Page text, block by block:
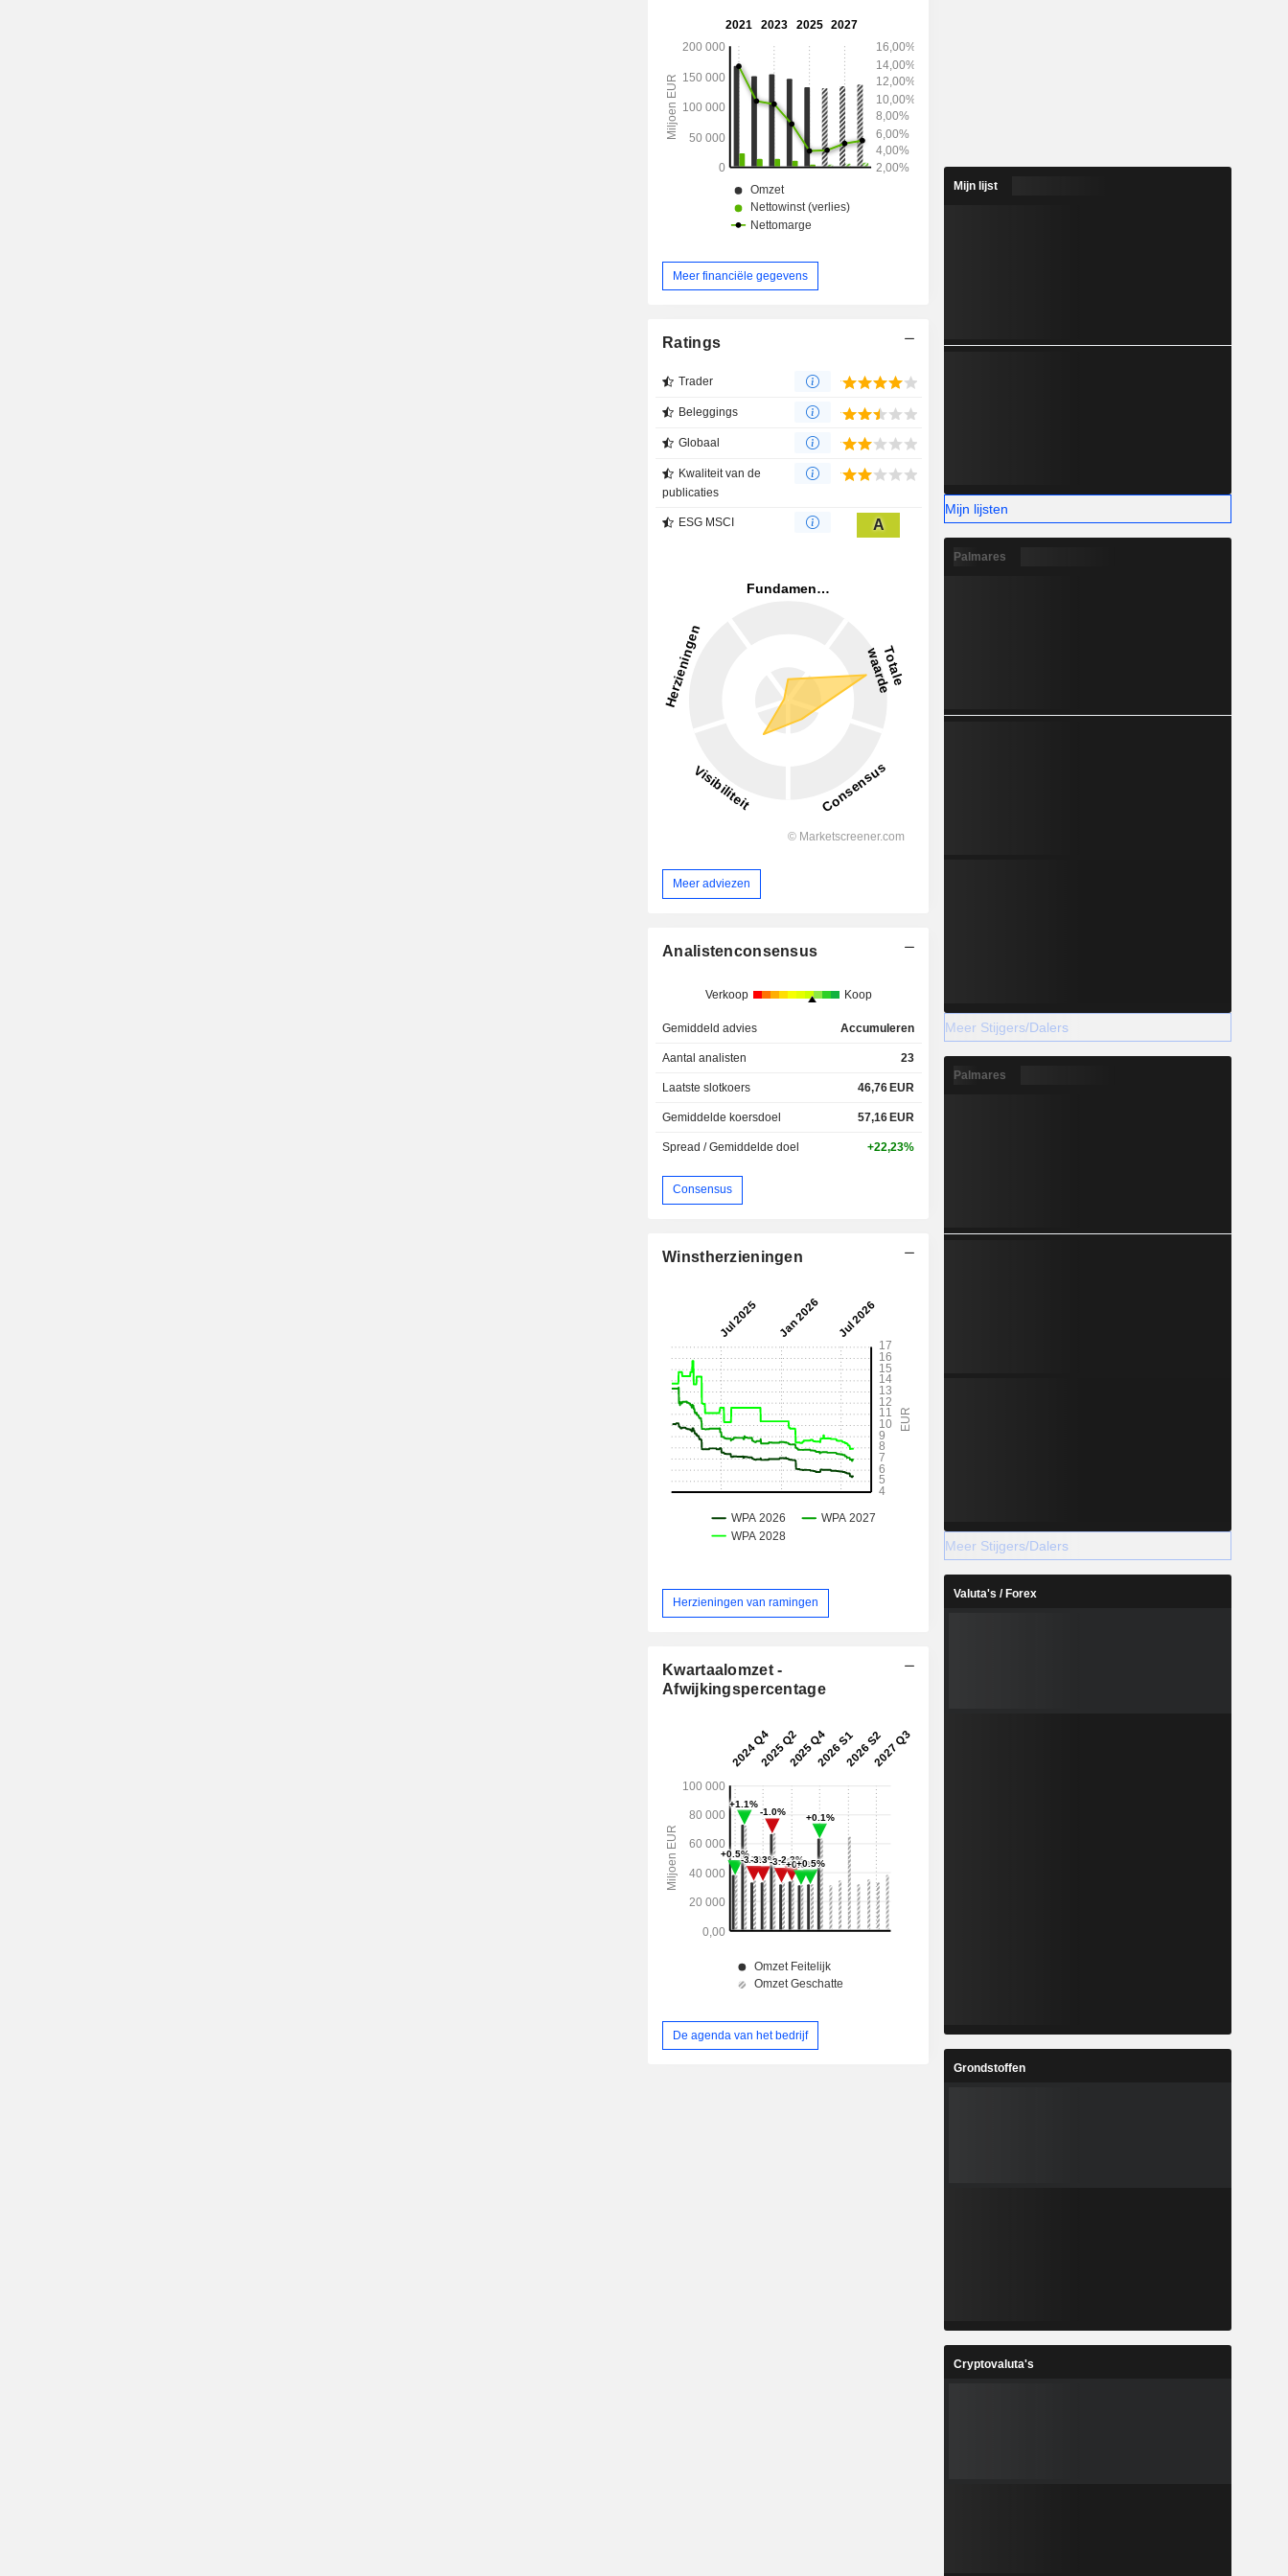
Meer financiële gegevens
Ratings
Trader
Beleggings
Globaal
Kwaliteit van de
publicaties
ESG MSCI A
Meer adviezen
Analistenconsensus
Verkoop Koop
Gemiddeld advies Accumuleren
Aantal analisten 23
Laatste slotkoers 46,76EUR
Gemiddelde koersdoel 57,16EUR
Spread / Gemiddelde doel +22,23%
Consensus
Winstherzieningen
Herzieningen van ramingen
Kwartaalomzet -
Afwijkingspercentage
De agenda van het bedrijf
Mijn lijst
Mijn lijsten
Palmares
Meer Stijgers/Dalers
Palmares
Meer Stijgers/Dalers
Valuta's / Forex
Grondstoffen
Cryptovaluta's